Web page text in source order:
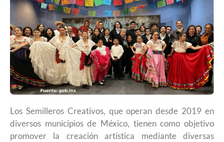
Los Semilleros Creativos, que operan desde 2019 en
diversos municipios de México, tienen como objetivo
promover la creación artística mediante diversas